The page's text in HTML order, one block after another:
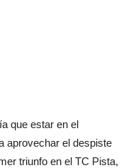
que estar en el
aprovechar el despiste
triunfo en el TC Pista,